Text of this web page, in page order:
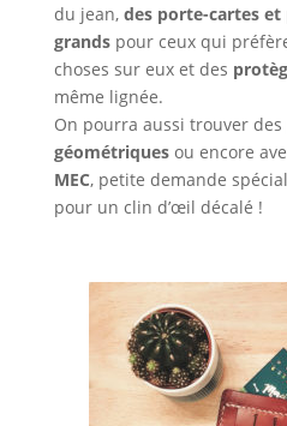
du jean, des porte-cartes
grandspour ceux qui
choses sur eux et des
même lignée.
On pourra aussi trouver des
géométriquesou encore
MEC, petite demande
pour un clin d’œil décalé !